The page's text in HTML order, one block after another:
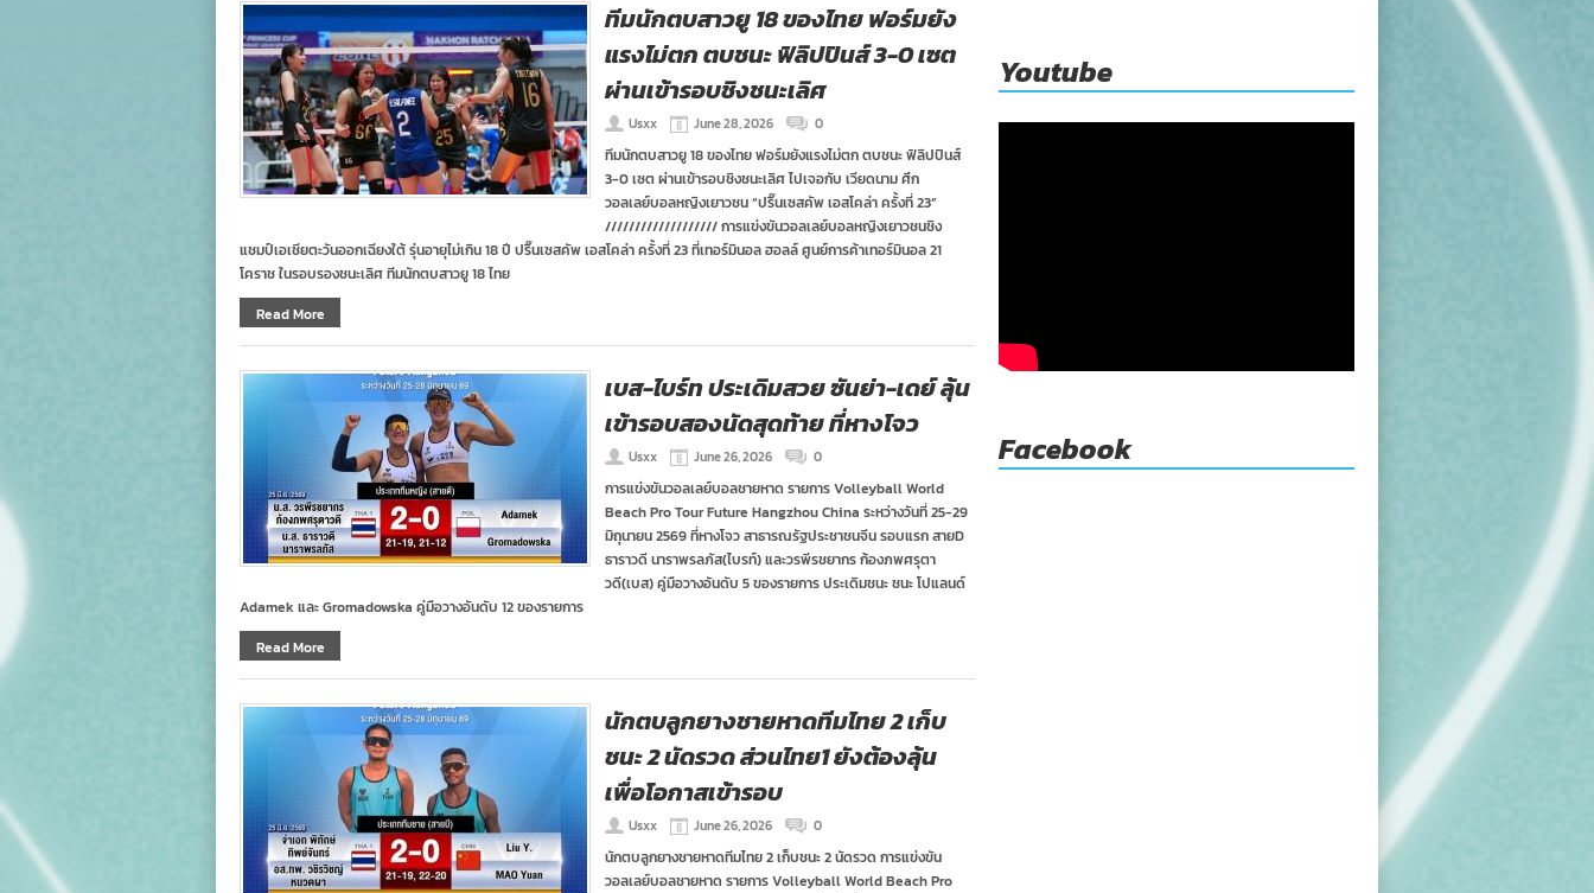
ทีมนักตบสาวยู 18 ของไทย ฟอร์มยัง
แรงไม่ตก ตบชนะ ฟิลิปปินส์ 3-0 เซต
ผ่านเข้ารอบชิงชนะเลิศ
Usxx June 28, 2026 0
ทีมนักตบสาวยู 18 ของไทย ฟอร์มยังแรงไม่ตก ตบชนะ ฟิลิปปินส์
3-0 เซต ผ่านเข้ารอบชิงชนะเลิศ ไปเจอกับ เวียดนาม ศึก
วอลเลย์บอลหญิงเยาวชน “ปริ๊นเซสคัพ เอสโคล่า ครั้งที่ 23”
/////////////////// การแข่งขันวอลเลย์บอลหญิงเยาวชนชิง
แชมป์เอเชียตะวันออกเฉียงใต้ รุ่นอายุไม่เกิน 18 ปี ปริ๊นเซสคัพ เอสโคล่า ครั้งที่ 23 ที่เทอร์มินอล ฮอลล์ ศูนย์การค้าเทอร์มินอล 21
โคราช ในรอบรองชนะเลิศ ทีมนักตบสาวยู 18 ไทย
Read More
เบส-ไบร์ท ประเดิมสวย ซันย่า-เดย์ ลุ้น
เข้ารอบสองนัดสุดท้าย ที่หางโจว
Usxx June 26, 2026 0
การแข่งขันวอลเลย์บอลชายหาด รายการ Volleyball World
Beach Pro Tour Future Hangzhou China ระหว่างวันที่ 25-29
มิถุนายน 2569 ที่หางโจว สาธารณรัฐประชาชนจีน รอบแรก สายD
ธาราวดี นาราพรลภัส(ไบรท์) และวรพีรชยากร ก้องภพศรุตา
วดี(เบส) คู่มือวางอันดับ 5 ของรายการ ประเดิมชนะ ชนะ โปแลนด์
Adamek และ Gromadowska คู่มือวางอันดับ 12 ของรายการ
Read More
นักตบลูกยางชายหาดทีมไทย 2 เก็บ
ชนะ 2 นัดรวด ส่วนไทย1 ยังต้องลุ้น
เพื่อโอกาสเข้ารอบ
Usxx June 26, 2026 0
นักตบลูกยางชายหาดทีมไทย 2 เก็บชนะ 2 นัดรวด การแข่งขัน
วอลเลย์บอลชายหาด รายการ Volleyball World Beach Pro
Youtube
Facebook